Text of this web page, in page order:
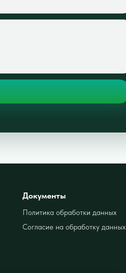
Документы
Политика обработки данных
Согласие на обработку данных